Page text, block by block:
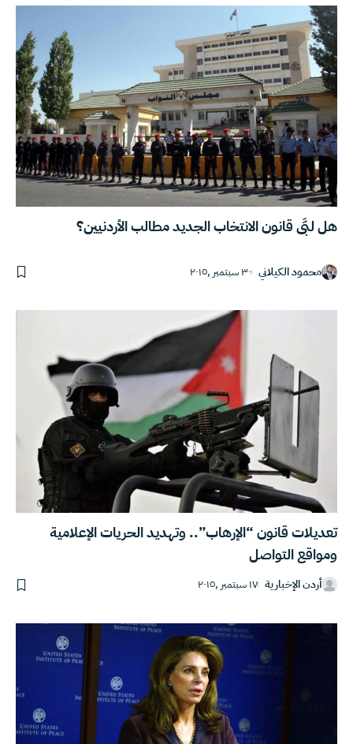
هل لبَّى قانون الانتخاب الجديد مطالب الأردنيين؟
محمود الكيلاني ٣٠ سبتمبر ,٢٠١٥
تعديلات قانون “الإرهاب”.. وتهديد الحريات الإعلامية
ومواقع التواصل
أردن الإخبارية ١٧ سبتمبر ,٢٠١٥